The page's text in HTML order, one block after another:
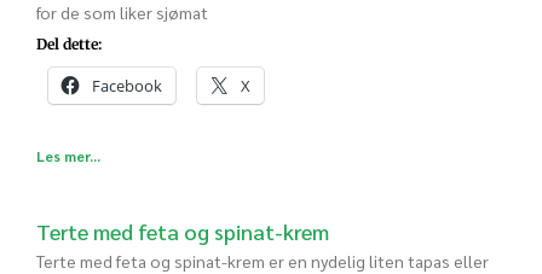
for de som liker sjømat
Del dette:
Facebook X
Les mer...
Terte med feta og spinat-krem
Terte med feta og spinat-krem er en nydelig liten tapas eller